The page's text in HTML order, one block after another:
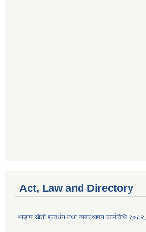
Act, Law and Directory
भाङ्गा खेती प्रवर्धन तथा व्यवस्थापन कार्यविधि २०८२,